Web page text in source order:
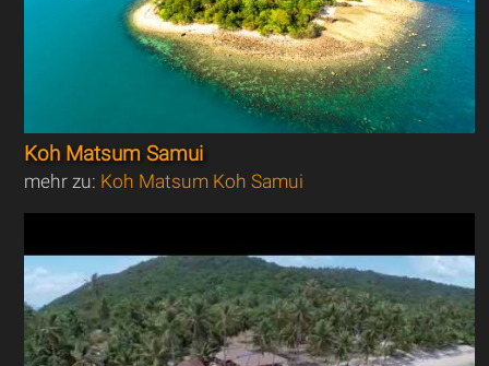
Koh Matsum Samui
mehr zu: Koh Matsum Koh Samui